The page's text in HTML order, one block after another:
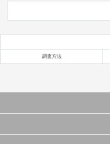
調査方法
当サイトで公開されている情報